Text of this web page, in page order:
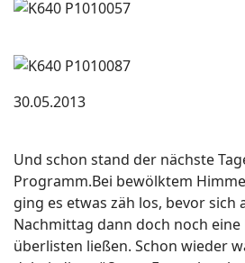
30.05.2013
Und schon stand der nächste
Programm.Bei bewölktem
ging es etwas zäh los, bevor sich
Nachmittag dann doch noch eine
überlisten ließen. Schon wieder